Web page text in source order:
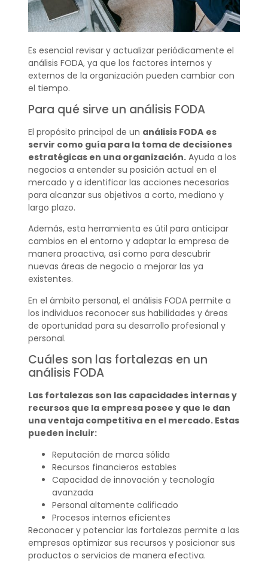
Es esencial revisar y actualizar periódicamente el
análisis FODA, ya que los factores internos y
externos de la organización pueden cambiar con
el tiempo.
Para qué sirve un análisis FODA
El propósito principal de un análisis FODA es
servir como guía para la toma de decisiones
estratégicas en una organización.Ayuda a los
negocios a entender su posición actual en el
mercado y a identificar las acciones necesarias
para alcanzar sus objetivos a corto, mediano y
largo plazo.
Además, esta herramienta es útil para anticipar
cambios en el entorno y adaptar la empresa de
manera proactiva, así como para descubrir
nuevas áreas de negocio o mejorar las ya
existentes.
En el ámbito personal, el análisis FODA permite a
los individuos reconocer sus habilidades y áreas
de oportunidad para su desarrollo profesional y
personal.
Cuáles son las fortalezas en un
análisis FODA
Las fortalezas son las capacidades internas y
recursos que la empresa posee y que le dan
una ventaja competitiva en el mercado. Estas
pueden incluir:
Reputación de marca sólida
Recursos financieros estables
Capacidad de innovación y tecnología
avanzada
Personal altamente calificado
Procesos internos eficientes
Reconocer y potenciar las fortalezas permite a las
empresas optimizar sus recursos y posicionar sus
productos o servicios de manera efectiva.